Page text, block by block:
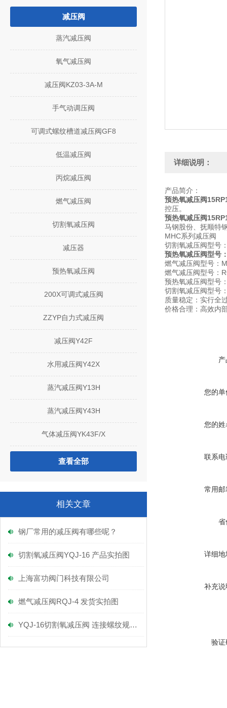
减压阀
蒸汽减压阀
氧气减压阀
减压阀KZ03-3A-M
手气动调压阀
可调式螺纹槽道减压阀GF8
低温减压阀
丙烷减压阀
燃气减压阀
切割氧减压阀
减压器
预热氧减压阀
200X可调式减压阀
ZZYP自力式减压阀
减压阀Y42F
水用减压阀Y42X
蒸汽减压阀Y13H
蒸汽减压阀Y43H
气体减压阀YK43F/X
查看全部
相关文章
钢厂常用的减压阀有哪些呢？
切割氧减压阀YQJ-16 产品实拍图
上海富功阀门科技有限公司
燃气减压阀RQJ-4 发货实拍图
YQJ-16切割氧减压阀 连接螺纹规格多大呢
详细说明：
产品简介：
预热氧减压阀
控压。
预热氧减压阀
马钢股份、抚顺特
MHC系列减压阀
切割氧减压阀型号
预热氧减压阀型号
燃气减压阀型号：
燃气减压阀型号：
预热氧减压
切割氧减压阀型号
质量稳定：实行全
价格合理：高效内
您的单
您的姓
联系电
常用邮
省
详细地
补充说
验证